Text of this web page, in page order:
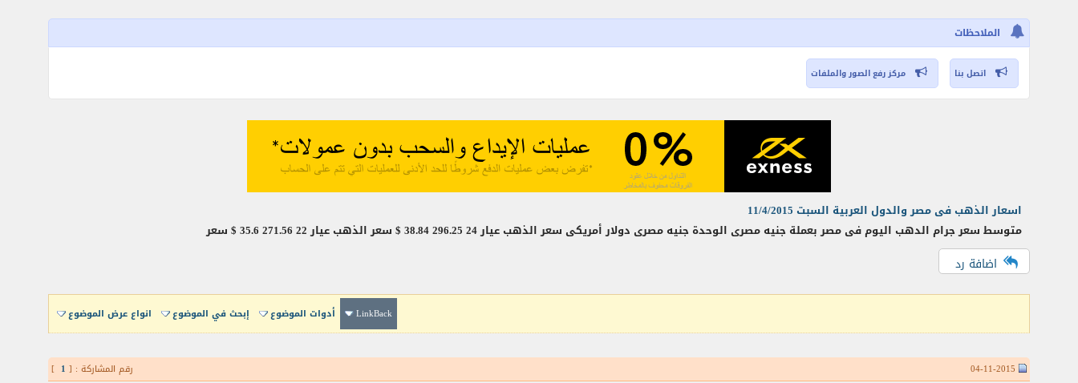
الملاحظات
اتصل بنا مركز رفع الصور والملفات
اسعار الذهب فى مصر والدول العربية السبت 11/4/2015
متوسط سعر جرام الدهب اليوم فى مصر بعملة جنيه مصرى الوحدة جنيه مصرى دولار أمريكى سعر الذهب عيار 24 296.25 38.84 $ سعر الذهب عيار 22 271.56 35.6 $ سعر
اضافة رد
LinkBack أدوات الموضوع إبحث في الموضوع انواع عرض الموضوع
رقم المشاركة : [ 1
]